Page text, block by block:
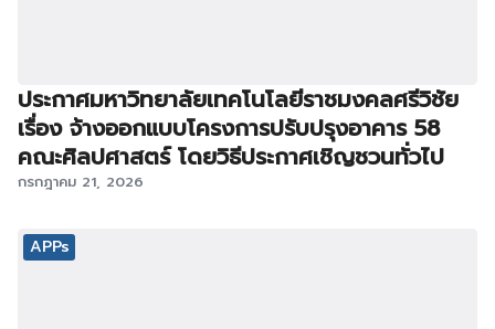
ประกาศมหาวิทยาลัยเทคโนโลยีราชมงคลศรีวิชัย
เรื่อง จ้างออกแบบโครงการปรับปรุงอาคาร 58
คณะศิลปศาสตร์ โดยวิธีประกาศเชิญชวนทั่วไป
กรกฎาคม 21, 2026
APPs